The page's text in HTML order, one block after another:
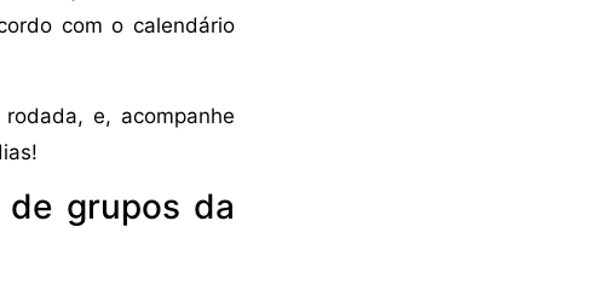
com o calendário
e, acompanhe
grupos da